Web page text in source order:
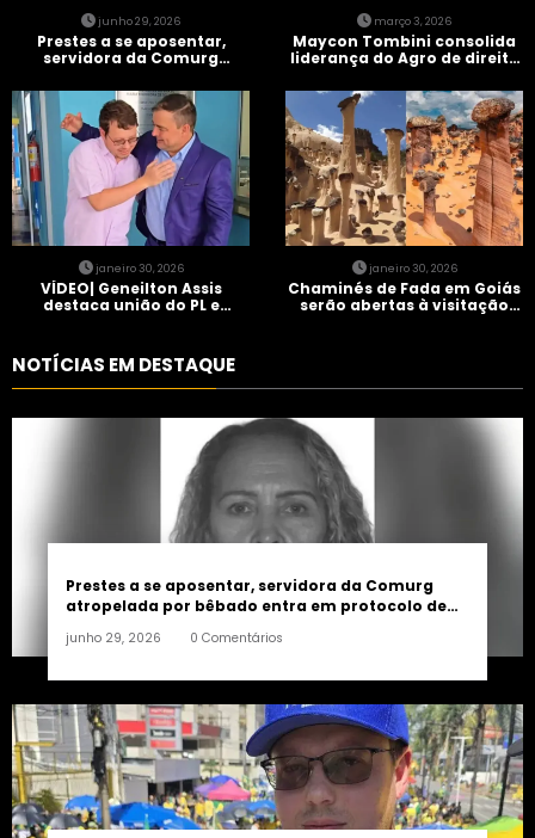
junho 29, 2026
Prestes a se aposentar,
servidora da Comurg
entra em protocolo de
morte encefálica
março 3, 2026
Maycon Tombini consolida
liderança do Agro de direita
Brasil” em Goiânia
janeiro 30, 2026
VÍDEO| Geneilton Assis
destaca união do PL e
janeiro 30, 2026
Chaminés de Fada em Goiás
serão abertas à visitação
NOTÍCIAS EM DESTAQUE
Prestes a se aposentar, servidora da Comurg
atropelada por bêbado entra em protocolo de
junho 29, 2026 0 Comentários